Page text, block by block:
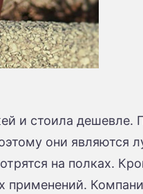
и стоила дешевле.
они являются
на полках.
применений.